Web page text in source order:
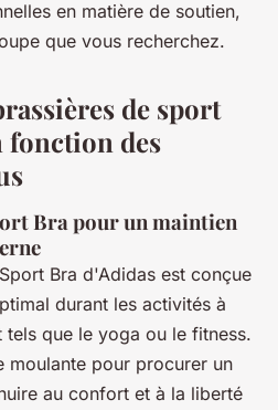
en matière de soutien,
que vous recherchez.
de sport
fonction des
Bra pour un maintien
Bra d'Adidas est conçue
durant les activités à
que le yoga ou le fitness.
moulante pour procurer un
au confort et à la liberté